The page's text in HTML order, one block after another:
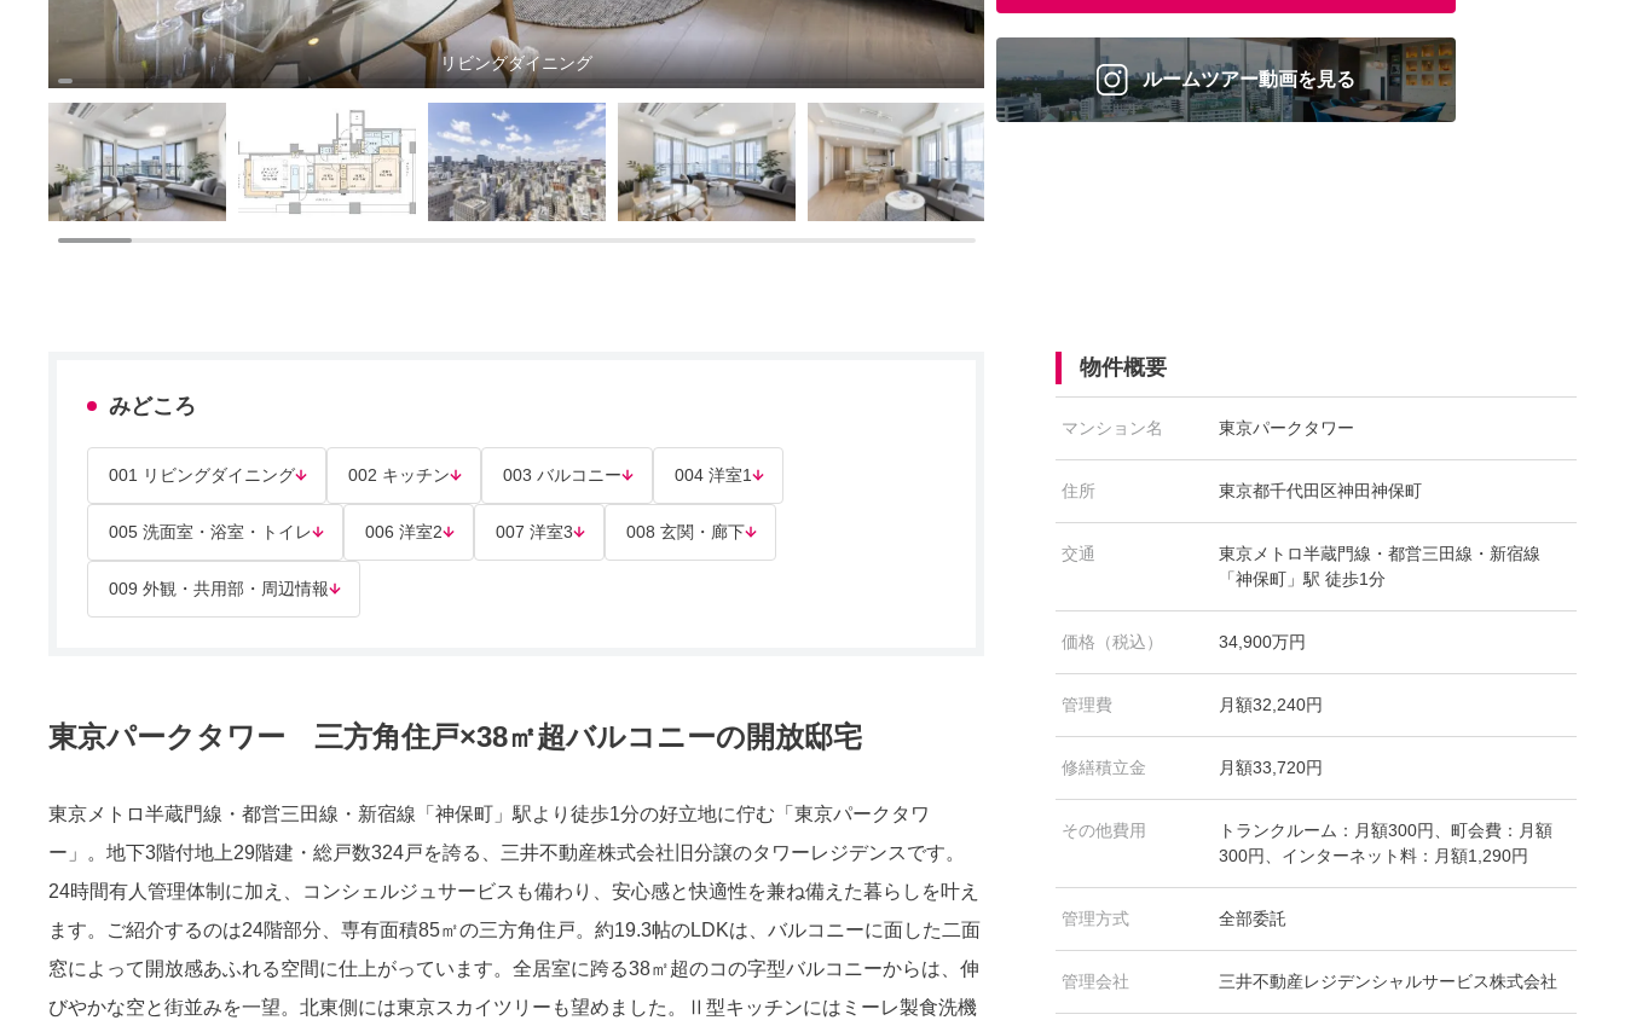
リビングダイニング
ルームツアー動画を見る
みどころ
001 リビングダイニング 002 キッチン 003 バルコニー 004 洋室1
005 洗面室・浴室・トイレ 006 洋室2 007 洋室3 008 玄関・廊下
009 外観・共用部・周辺情報
東京パークタワー 三方角住戸×38㎡超バルコニーの開放邸宅
東京メトロ半蔵門線・都営三田線・新宿線「神保町」駅より徒歩1分の好立地に佇む「東京パークタワ
ー」。地下3階付地上29階建・総戸数324戸を誇る、三井不動産株式会社旧分譲のタワーレジデンスです。
24時間有人管理体制に加え、コンシェルジュサービスも備わり、安心感と快適性を兼ね備えた暮らしを叶え
ます。ご紹介するのは24階部分、専有面積85㎡の三方角住戸。約19.3帖のLDKは、バルコニーに面した二面
窓によって開放感あふれる空間に仕上がっています。全居室に跨る38㎡超のコの字型バルコニーからは、伸
びやかな空と街並みを一望。北東側には東京スカイツリーも望めました。Ⅱ型キッチンにはミーレ製食洗機
物件概要
マンション名 東京パークタワー
住所 東京都千代田区神田神保町
交通
東京メトロ半蔵門線・都営三田線・新宿線
「神保町」駅 徒歩1分
価格（税込） 34,900万円
管理費 月額32,240円
修繕積立金 月額33,720円
その他費用
トランクルーム：月額300円、町会費：月額
300円、インターネット料：月額1,290円
管理方式 全部委託
管理会社 三井不動産レジデンシャルサービス株式会社